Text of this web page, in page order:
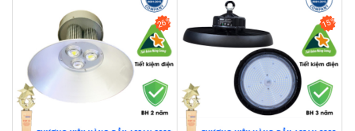
26% 15%